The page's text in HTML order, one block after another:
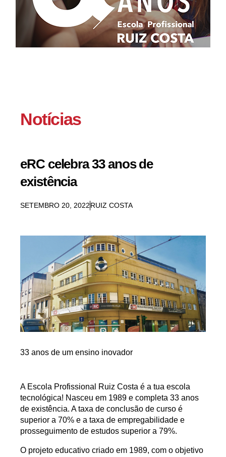
Notícias
eRC celebra 33 anos de
existência
SETEMBRO 20, 2022RUIZ COSTA
33 anos de um ensino inovador
A Escola Profissional Ruiz Costa é a tua escola
tecnológica! Nasceu em 1989 e completa 33 anos
de existência. A taxa de conclusão de curso é
superior a 70% e a taxa de empregabilidade e
prosseguimento de estudos superior a 79%.
O projeto educativo criado em 1989, com o objetivo